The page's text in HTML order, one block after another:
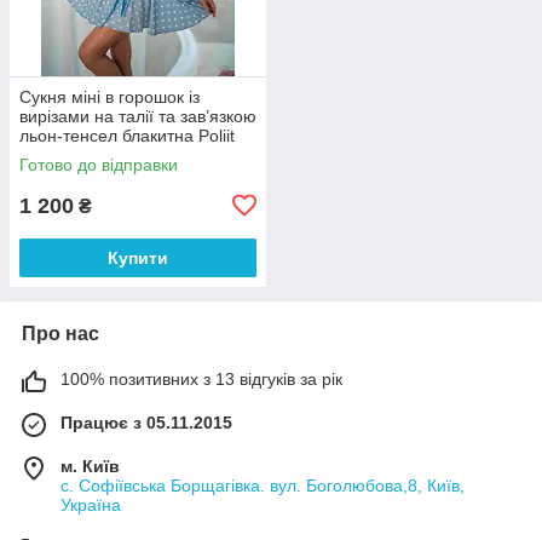
Сукня міні в горошок із
вирізами на талії та зав’язкою
льон-тенсел блакитна Poliit
38 розмір
Готово до відправки
1 200 ₴
Купити
Про нас
100% позитивних з 13 відгуків за рік
Працює з 05.11.2015
м. Київ
с. Софіївська Борщагівка. вул. Боголюбова,8, Київ,
Україна